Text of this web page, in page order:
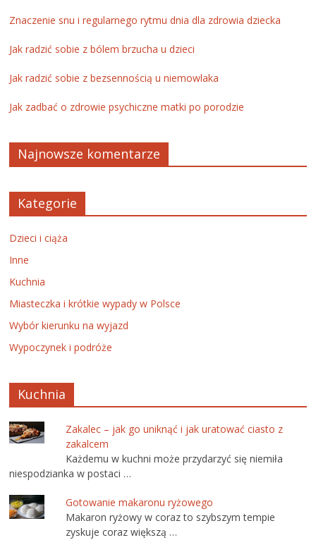
Znaczenie snu i regularnego rytmu dnia dla zdrowia dziecka
Jak radzić sobie z bólem brzucha u dzieci
Jak radzić sobie z bezsennością u niemowlaka
Jak zadbać o zdrowie psychiczne matki po porodzie
Najnowsze komentarze
Kategorie
Dzieci i ciąża
Inne
Kuchnia
Miasteczka i krótkie wypady w Polsce
Wybór kierunku na wyjazd
Wypoczynek i podróże
Kuchnia
Zakalec – jak go uniknąć i jak uratować ciasto z
zakalcem
Każdemu w kuchni może przydarzyć się niemiła
niespodzianka w postaci …
Gotowanie makaronu ryżowego
Makaron ryżowy w coraz to szybszym tempie
zyskuje coraz większą …